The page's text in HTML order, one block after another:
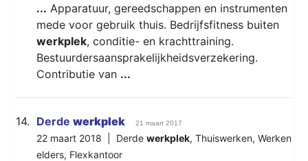
... Apparatuur, gereedschappen en instrumenten
mede voor gebruik thuis. Bedrijfsfitness buiten
werkplek, conditie- en krachttraining.
Bestuurdersaansprakelijkheidsverzekering.
Contributie van ...
14. Derde werkplek 21 maart 2017
22 maart 2018 | Derde werkplek, Thuiswerken, Werken
elders, Flexkantoor